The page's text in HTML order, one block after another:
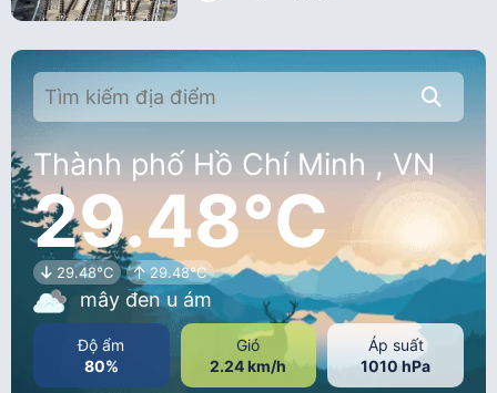
Thành phố Hồ Chí Minh , VN
29.48°C
29.48°C 29.48°C
mây đen u ám
Độ ẩm
80%
Gió
2.24 km/h
Áp suất
1010 hPa